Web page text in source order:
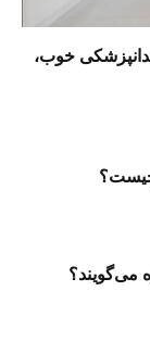
خوب،
چیست؟
می‌گویند؟